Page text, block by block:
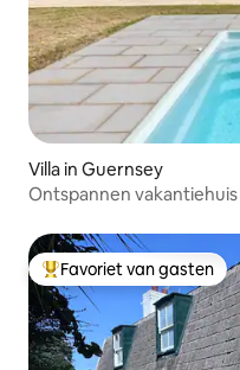
Villa in Guernsey
Ontspannen
Topfavoriet van gasten
Favoriet van gasten